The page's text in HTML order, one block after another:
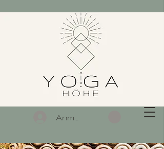
Anmelden